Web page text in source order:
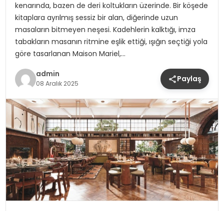
kenarında, bazen de deri koltukların üzerinde. Bir köşede
kitaplara ayrılmış sessiz bir alan, diğerinde uzun
masaların bitmeyen neşesi. Kadehlerin kalktığı, imza
tabakların masanın ritmine eşlik ettiği, ışığın seçtiği yola
göre tasarlanan Maison Mariel,…
admin
08 Aralık 2025 Paylaş